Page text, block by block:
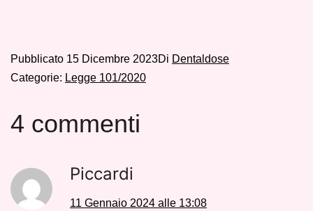
Pubblicato 15 Dicembre 2023Di Dentaldose
Categorie: Legge 101/2020
4 commenti
Piccardi
11 Gennaio 2024 alle 13:08